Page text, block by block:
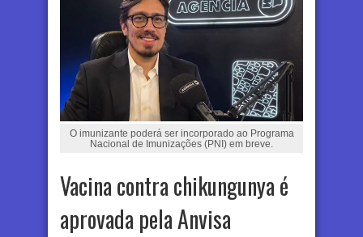
O imunizante poderá ser incorporado ao Programa
Nacional de Imunizações (PNI) em breve.
Vacina contra chikungunya é
aprovada pela Anvisa